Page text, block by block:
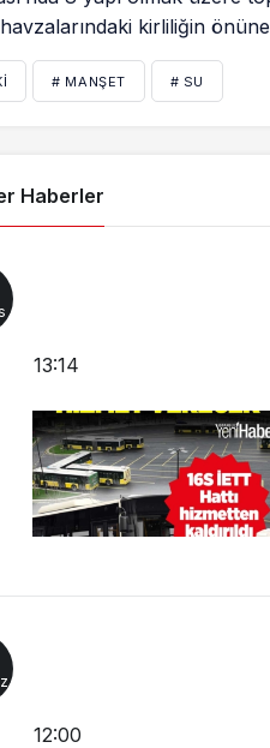
kirliliğin
# MANŞET # SU
Haberler
13:14
12:00